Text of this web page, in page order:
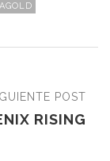
POST
RISING